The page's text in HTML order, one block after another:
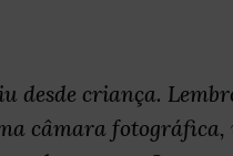
criança.
câmara